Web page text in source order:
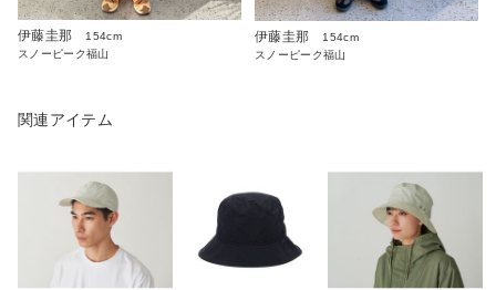
伊藤圭那
154cm
スノーピーク福山
伊藤圭那
154cm
スノーピーク福山
関連アイテム